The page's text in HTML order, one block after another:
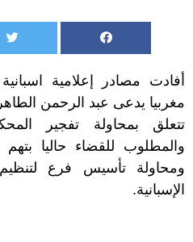
أفادت مصادر إعلامية
مغربيا يدعى عبد الرحمن
تتعلق بمحاولة تفجير
والمطلوب للقضاء حاليا
ومحاولة تأسيس فرع
الإسبانية.